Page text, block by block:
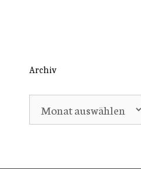
Archiv
Archiv